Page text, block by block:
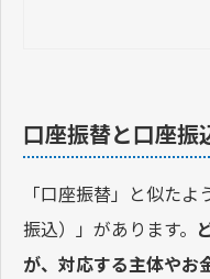
口座振替と口座振
「口座振替」と似た
振込）」があります。
が、対応する主体やお